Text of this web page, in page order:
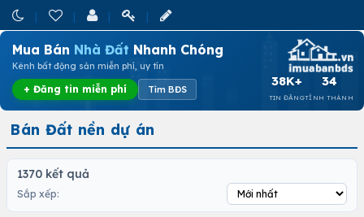
Mua Bán Nhà Đất Nhanh Chóng
Kênh bất động sản miễn phí, uy tín
+ Đăng tin miễn phí Tìm BĐS
38K+
TIN ĐĂNG
34
TỈNH THÀNH
Bán Đất nền dự án
1370 kết quả
Sắp xếp: